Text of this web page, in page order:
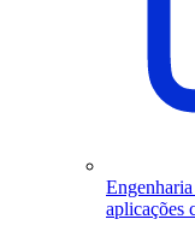
aplicações